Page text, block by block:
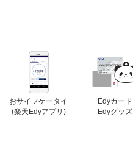
おサイフケータイ
(楽天Edyアプリ)
Edyカード
Edyグッズ